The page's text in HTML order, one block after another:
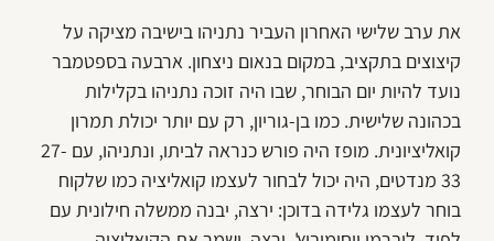
את ערב שלישי האחרון העביר נתניהו בישיבה מציקה על
קיצוצים בתקציב, במקום בנאום ניצחון. ארבעה בספטמבר
נועד להיות יום הבוחר, שבו היה זוכה נתניהו בקלילות
בכהונה שלישית. כמו בן-גוריון, רק עם יותר יכולת תמרון
קואליציונית. מופז היה פורש כנראה לביתו, ונתניהו, עם 27-
33 מנדטים, היה יכול לבחור לעצמו קואליציה כמו שלקוח
בוחר לעצמו גלידה בדוכן: ירצה, יבנה ממשלה חילונית עם